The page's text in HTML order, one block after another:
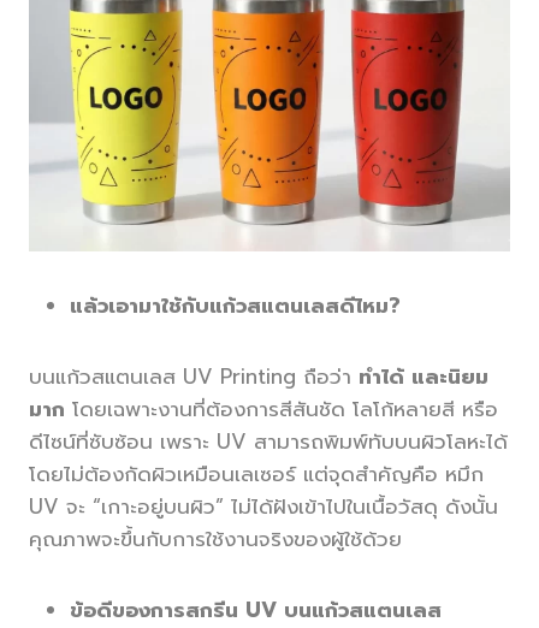
แล้วเอามาใช้กับแก้วสแตนเลสดีไหม?
บนแก้วสแตนเลส UV Printing ถือว่า ทำได้ และนิยม
มาก โดยเฉพาะงานที่ต้องการสีสันชัด โลโก้หลายสี หรือ
ดีไซน์ที่ซับซ้อน เพราะ UV สามารถพิมพ์ทับบนผิวโลหะได้
โดยไม่ต้องกัดผิวเหมือนเลเซอร์ แต่จุดสำคัญคือ หมึก
UV จะ “เกาะอยู่บนผิว” ไม่ได้ฝังเข้าไปในเนื้อวัสดุ ดังนั้น
คุณภาพจะขึ้นกับการใช้งานจริงของผู้ใช้ด้วย
ข้อดีของการสกรีน UV บนแก้วสแตนเลส